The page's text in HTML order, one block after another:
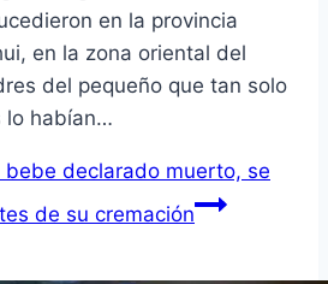
en la provincia
en la zona oriental del
del pequeño que tan solo
lo habían…
bebe declarado muerto, se
de su cremación